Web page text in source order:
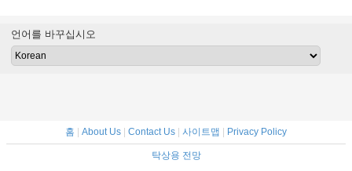
언어를 바꾸십시오
홈 | About Us | Contact Us | 사이트맵 | Privacy Policy
탁상용 전망